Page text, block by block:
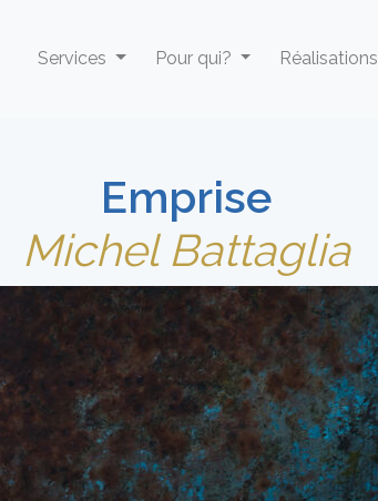
Services Pour qui? Réalisations
Emprise
Michel Battaglia